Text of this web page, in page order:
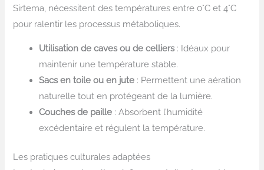
Sirtema, nécessitent des températures entre 0°C et 4°C
pour ralentir les processus métaboliques.
Utilisation de caves ou de celliers: Idéaux pour
maintenir une température stable.
Sacs en toile ou en jute : Permettent une aération
naturelle tout en protégeant de la lumière.
Couches de paille : Absorbent l’humidité
excédentaire et régulent la température.
Les pratiques culturales adaptées